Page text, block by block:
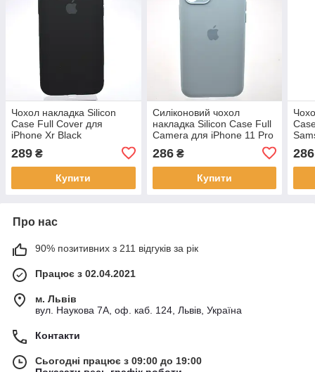
Чохол накладка Silicon
Case Full Cover для
iPhone Xr Black
289 ₴
Купити
Силіконовий чохол
накладка Silicon Case Full
Camera для iPhone 11 Pro
286₴
Купити
286
Про нас
90% позитивних з 211 відгуків за рік
Працює з 02.04.2021
м. Львів
вул. Наукова 7А, оф. каб. 124, Львів, Україна
Контакти
Сьогодні працює з 09:00 до 19:00